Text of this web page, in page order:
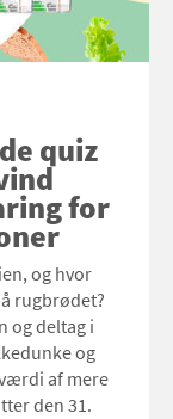
quiz
for
og hvor
rugbrødet?
og deltag i
og
af mere
den 31.